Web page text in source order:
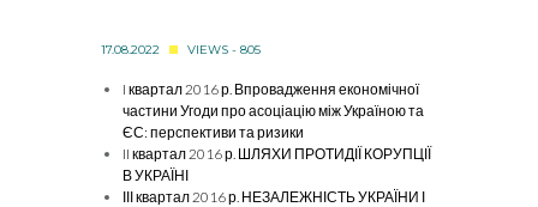
17.08.2022 VIEWS - 805
I квартал 2016 р. Впровадження економічної
частини Угоди про асоціацію між Україною та
ЄС: перспективи та ризики
II квартал 2016 р. ШЛЯХИ ПРОТИДІЇ КОРУПЦІЇ
В УКРАЇНІ
ІІІ квартал 2016 р. НЕЗАЛЕЖНІСТЬ УКРАЇНИ І